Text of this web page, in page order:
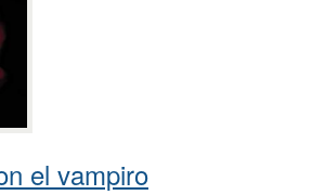
el vampiro